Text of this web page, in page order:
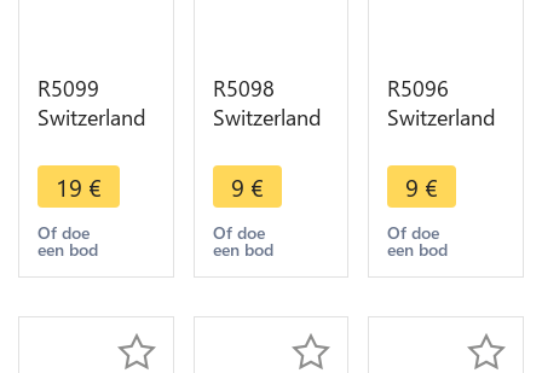
R5099
Switzerland
Helvetia
1900 B
Berne Silver
-> Make
19 €
Of doe
een bod
R5098
Switzerland
Helvetia
1900 B
Berne Silver
-> Make
9 €
Of doe
een bod
R5096
Switzerland
Helvetia
1901 B
Berne Silver
-> Make
9 €
Of doe
een bod